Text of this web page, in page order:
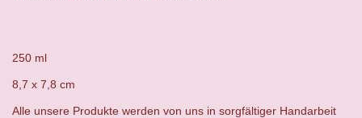
250 ml
8,7 x 7,8 cm
Alle unsere Produkte werden von uns in sorgfältiger Handarbeit